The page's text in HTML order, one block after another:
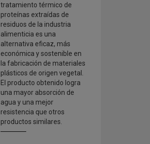
tratamiento térmico de
proteínas extraídas de
residuos de la industria
alimenticia es una
alternativa eficaz, más
económica y sostenible en
la fabricación de materiales
plásticos de origen vegetal.
El producto obtenido logra
una mayor absorción de
agua y una mejor
resistencia que otros
productos similares.